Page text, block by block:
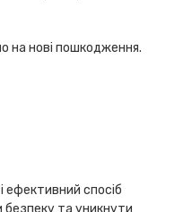
на нові пошкодження.
ефективний спосіб
безпеку та уникнути